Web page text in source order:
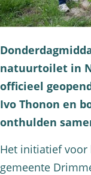
natuurtoilet in
officieel
Ivo Thonon en
onthulden
Het initiatief
gemeente